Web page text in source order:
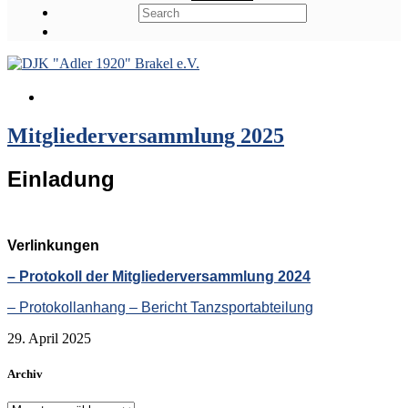
Mitgliederversammlung 2025
Einladung
Verlinkungen
– Protokoll der Mitgliederversammlung 2024
– Protokollanhang – Bericht Tanzsportabteilung
29. April 2025
Archiv